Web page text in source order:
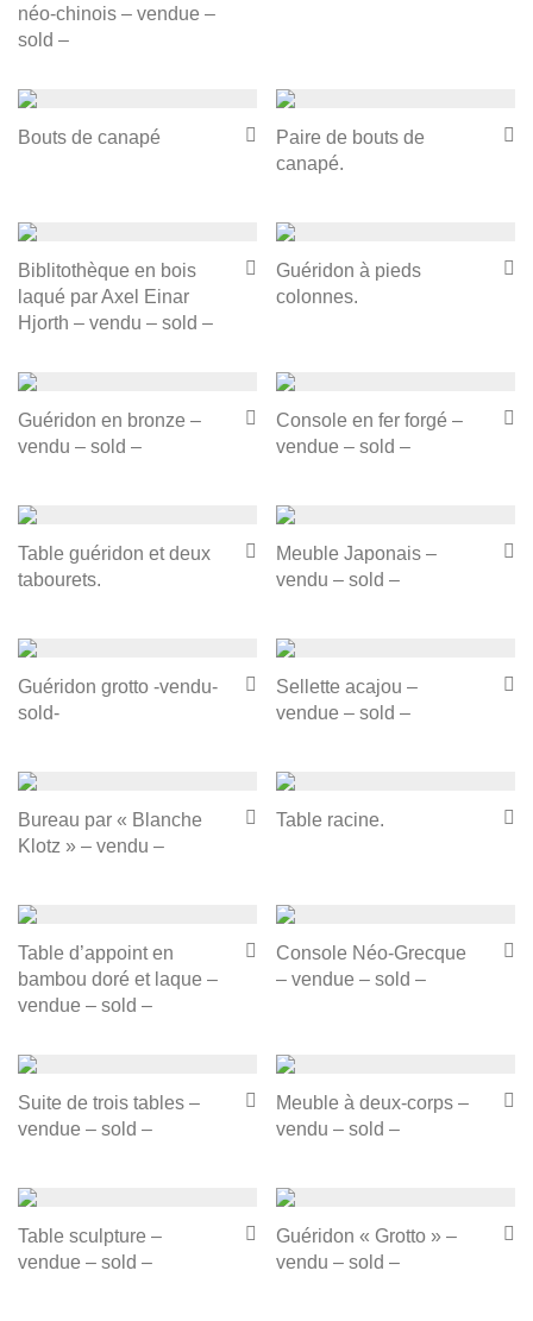
néo-chinois – vendue –
sold –
Bouts de canapé
Paire de bouts de
canapé.
Biblitothèque en bois
laqué par Axel Einar
Hjorth – vendu – sold –
Guéridon à pieds
colonnes.
Guéridon en bronze –
vendu – sold –
Console en fer forgé –
vendue – sold –
Table guéridon et deux
tabourets.
Meuble Japonais –
vendu – sold –
Guéridon grotto -vendu-
sold-
Sellette acajou –
vendue – sold –
Bureau par « Blanche
Klotz » – vendu –
Table racine.
Table d’appoint en
bambou doré et laque –
vendue – sold –
Console Néo-Grecque
– vendue – sold –
Suite de trois tables –
vendue – sold –
Meuble à deux-corps –
vendu – sold –
Table sculpture –
vendue – sold –
Guéridon « Grotto » –
vendu – sold –